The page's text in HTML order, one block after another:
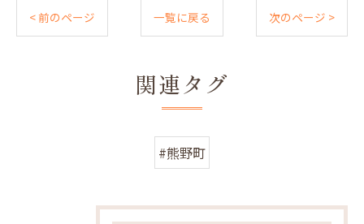
< 前のページ 一覧に戻る 次のページ >
関連タグ
#熊野町